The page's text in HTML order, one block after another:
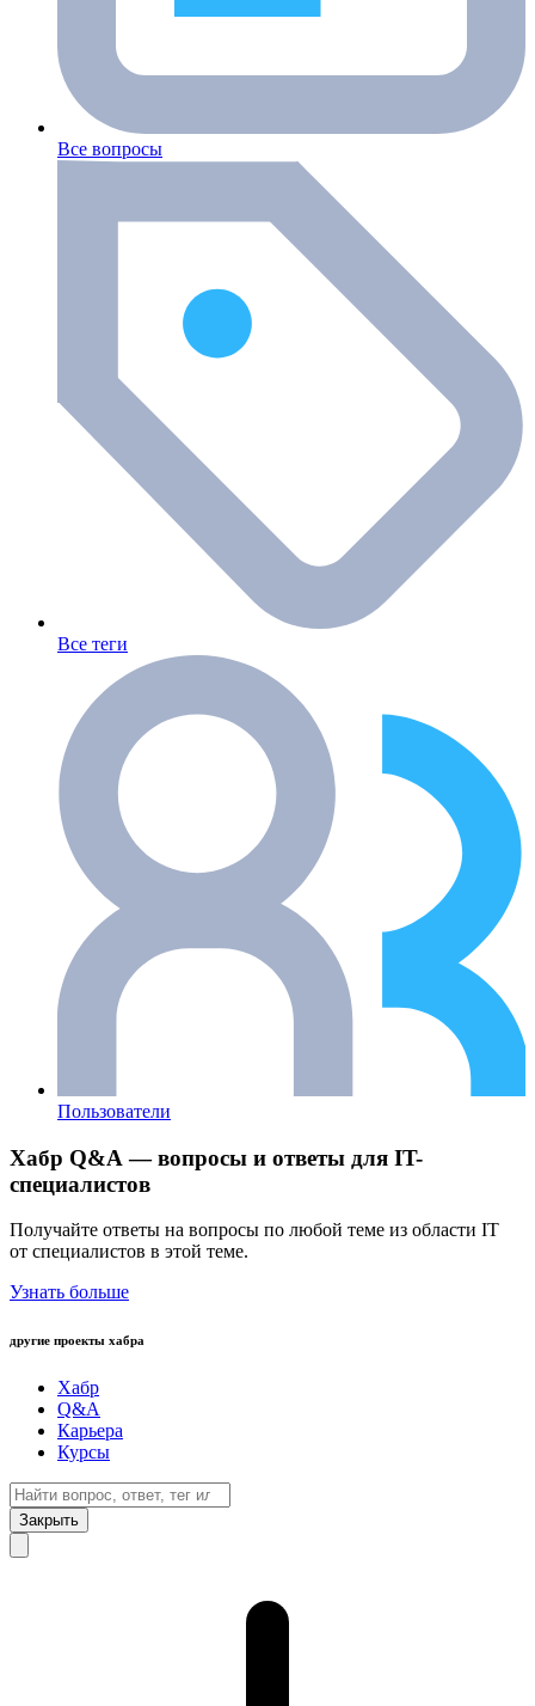
Все вопросы
Все теги
Пользователи
Хабр Q&A — вопросы и ответы для IT-
специалистов
Получайте ответы на вопросы по любой теме из области IT
от специалистов в этой теме.
Узнать больше
другие проекты хабра
Хабр
Q&A
Карьера
Курсы
Закрыть